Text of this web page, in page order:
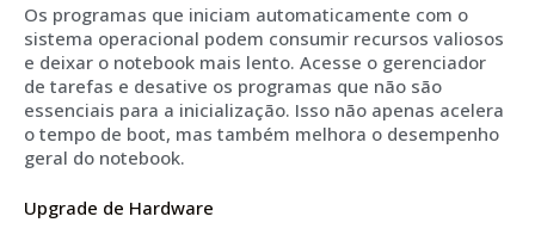
Os programas que iniciam automaticamente com o
sistema operacional podem consumir recursos valiosos
e deixar o notebook mais lento. Acesse o gerenciador
de tarefas e desative os programas que não são
essenciais para a inicialização. Isso não apenas acelera
o tempo de boot, mas também melhora o desempenho
geral do notebook.
Upgrade de Hardware